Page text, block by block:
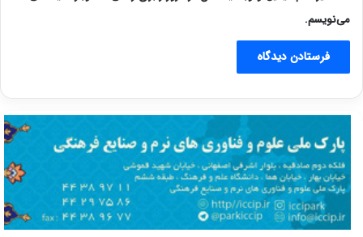
می‌نویسم.